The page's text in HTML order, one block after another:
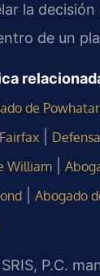
la decisión
de un
de
William
Abogado
P.C.